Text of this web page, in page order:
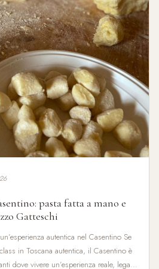
pasta fatta a mano e
Gatteschi
autentica nel Casentino Se
in Toscana autentica, il Casentino è
dove vivere un’esperienza reale, legata